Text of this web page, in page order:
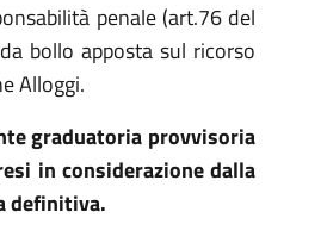
penale (art.76 del
bollo apposta sul ricorso
Alloggi.
graduatoria provvisoria
in considerazione dalla
definitiva.